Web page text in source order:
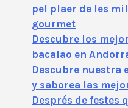
pel plaer de les
gourmet
Descubre los
bacalao en
Descubre nuestra
y saborea las
Després de festes